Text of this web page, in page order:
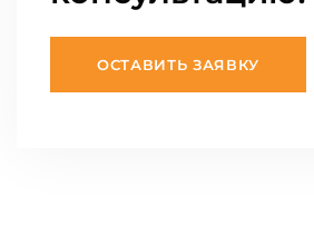
ОСТАВИТЬ ЗАЯВКУ